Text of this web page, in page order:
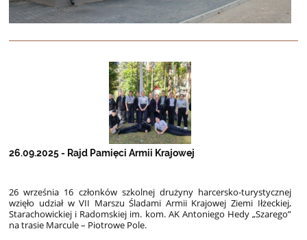
26.09.2025 - Rajd Pamięci Armii Krajowej
26 września 16 członków szkolnej drużyny harcersko-turystycznej
wzięło udział w VII Marszu Śladami Armii Krajowej Ziemi Iłżeckiej,
Starachowickiej i Radomskiej im. kom. AK Antoniego Hedy „Szarego”
na trasie Marcule – Piotrowe Pole.